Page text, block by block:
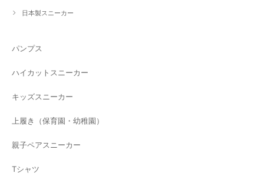
日本製スニーカー
パンプス
ハイカットスニーカー
キッズスニーカー
上履き（保育園・幼稚園）
親子ペアスニーカー
Tシャツ